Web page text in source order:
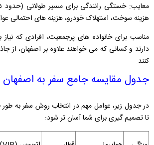
هزینه سوخت، استهلاک خودرو، هزینه‌ های احتمالی
مناسب برای خانواده ‌های پرجمعیت، افرادی که
دارند و کسانی که می ‌خواهند علاوه بر اصفهان، از
کنند.
جدول مقایسه جامع سفر به اصفهان
در جدول زیر، عوامل مهم در انتخاب روش سفر به
تا تصمیم‌ گیری برای شما آسان ‌تر شود: